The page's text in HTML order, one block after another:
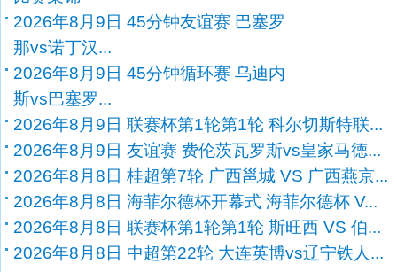
2026年8月9日 45分钟友谊赛 巴塞罗
那vs诺丁汉...
2026年8月9日 45分钟循环赛 乌迪内
斯vs巴塞罗...
2026年8月9日 联赛杯第1轮第1轮 科尔切斯特联...
2026年8月9日 友谊赛 费伦茨瓦罗斯vs皇家马德...
2026年8月8日 桂超第7轮 广西邕城 VS 广西燕京...
2026年8月8日 海菲尔德杯开幕式 海菲尔德杯 V...
2026年8月8日 联赛杯第1轮第1轮 斯旺西 VS 伯...
2026年8月8日 中超第22轮 大连英博vs辽宁铁人...